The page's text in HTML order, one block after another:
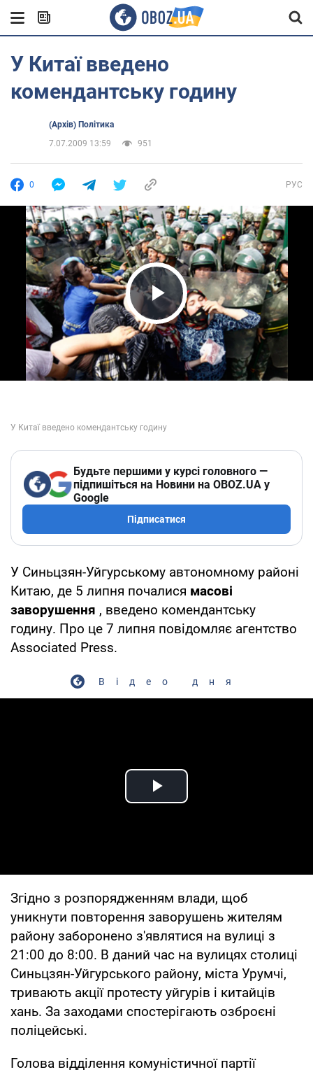
У Китаї введено
комендантську годину
(Архів) Політика
7.07.2009 13:59
951
0 РУС
Play Video
Будьте першими у курсі головного —
підпишіться на Новини на OBOZ.UA у
Google
Підписатися
У Синьцзян-Уйгурському автономному районі
Китаю, де 5 липня почалися масові
заворушення , введено комендантську
годину. Про це 7 липня повідомляє агентство
Associated Press.
Відео дня
Play Video
Згідно з розпорядженням влади, щоб
уникнути повторення заворушень жителям
району заборонено з'являтися на вулиці з
21:00 до 8:00. В даний час на вулицях столиці
Синьцзян-Уйгурського району, міста Урумчі,
тривають акції протесту уйгурів і китайців
хань. За заходами спостерігають озброєні
поліцейські.
Голова відділення комуністичної партії